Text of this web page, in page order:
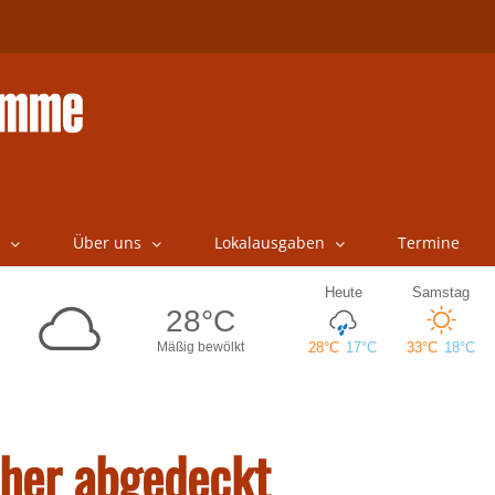
Über uns Lokalausgaben Termine
abgedeckt